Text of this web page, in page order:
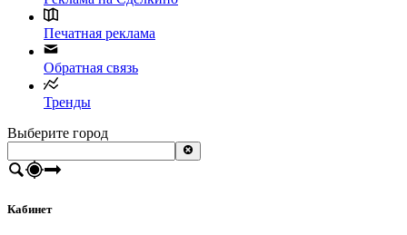
Печатная реклама
Обратная связь
Тренды
Выберите город
Кабинет